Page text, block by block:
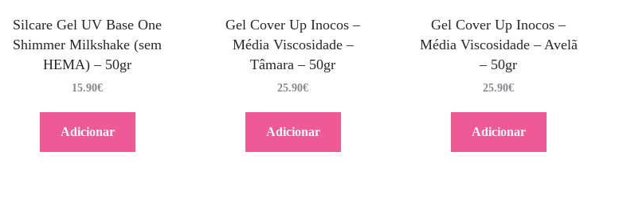
Silcare Gel UV Base One
Shimmer Milkshake (sem
HEMA) – 50gr
15.90€
Adicionar
Gel Cover Up Inocos –
Média Viscosidade –
Tâmara – 50gr
25.90€
Adicionar
Gel Cover Up Inocos –
Média Viscosidade – Avelã
– 50gr
25.90€
Adicionar